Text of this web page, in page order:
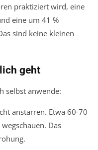
praktiziert wird, eine
eine um 41 %
sind keine kleinen
geht
selbst anwende:
anstarren. Etwa 60-70
Das